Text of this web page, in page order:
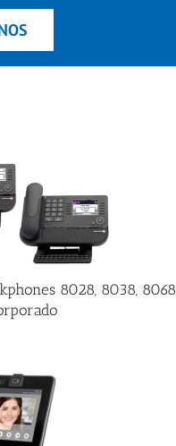
8028, 8038, 8068